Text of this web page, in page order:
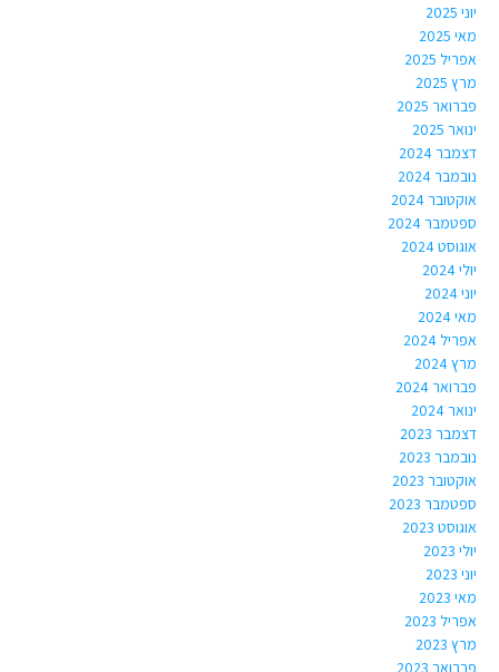
יוני 2025
מאי 2025
אפריל 2025
מרץ 2025
פברואר 2025
ינואר 2025
דצמבר 2024
נובמבר 2024
אוקטובר 2024
ספטמבר 2024
אוגוסט 2024
יולי 2024
יוני 2024
מאי 2024
אפריל 2024
מרץ 2024
פברואר 2024
ינואר 2024
דצמבר 2023
נובמבר 2023
אוקטובר 2023
ספטמבר 2023
אוגוסט 2023
יולי 2023
יוני 2023
מאי 2023
אפריל 2023
מרץ 2023
פברואר 2023